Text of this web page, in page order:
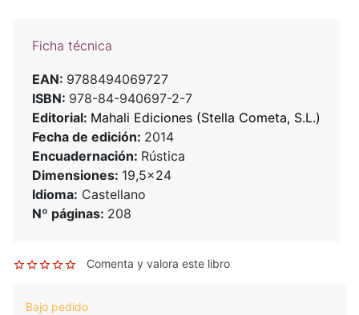
Ficha técnica
EAN: 9788494069727
ISBN: 978-84-940697-2-7
Editorial: Mahali Ediciones (Stella Cometa, S.L.)
Fecha de edición: 2014
Encuadernación: Rústica
Dimensiones: 19,5x24
Idioma: Castellano
Nº páginas: 208
Comenta y valora este libro
Bajo pedido